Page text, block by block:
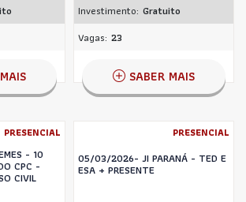
Investimento: Gratuito
Vagas: 23
SABER MAIS
PRESENCIAL
- 10
CPC -
CIVIL
PRESENCIAL
05/03/2026- JI PARANÁ - TED E
ESA + PRESENTE